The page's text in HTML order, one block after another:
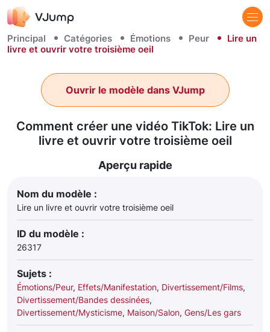
Principal Catégories Émotions Peur
Lire un
livre et ouvrir votre troisième oeil
Comment créer une vidéo TikTok: Lire un
livre et ouvrir votre troisième oeil
Ouvrir le modèle dans VJump
Aperçu rapide
Nom du modèle :
Lire un livre et ouvrir votre troisième oeil
ID du modèle :
26317
Sujets :
Émotions/Peur, Effets/Manifestation, Divertissement/Films,
Divertissement/Bandes dessinées,
Divertissement/Mysticisme, Maison/Salon, Gens/Les gars